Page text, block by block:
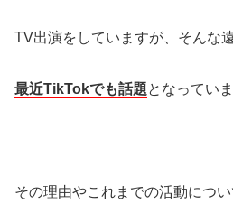
TV出演をしていますが、そんな
最近TikTokでも話題となっていま
その理由やこれまでの活動につい